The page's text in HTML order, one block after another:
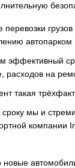
перевозки
автопарком
эффективный
расходов на
такая
мы и
компании
новые